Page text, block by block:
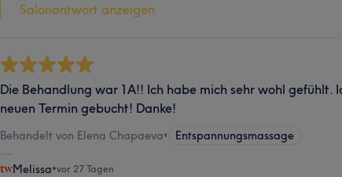
Salonantwort anzeigen
Die Behandlung war 1A!! Ich habe mich sehr wohl gefühlt.
neuen Termin gebucht! Danke!
Behandelt von Elena Chapaeva• Entspannungsmassage
Melissa•vor 27 Tagen